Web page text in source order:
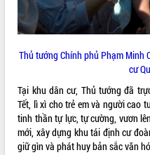
Đề án 06 tạo bước ngoặt đột phá trong
cải cách hành chính tỉnh Đắk Lắk
để phát triển du lịch Đắk Lắk
Khởi động Dự án Đầu tư xây dựng hạ
tầng kỹ thuật Cụm công nghiệp Tân
Tiến
Gặp mặt các cơ quan báo chí nhân Kỷ
niệm 101 năm Ngày Báo chí Cách
mạng Việt Nam
Thủ tướng Chính phủ Phạm Minh
cư
Tại khu dân cư, Thủ tướng đã
Tết, lì xì cho trẻ em và người cao
tinh thần tự lực, tự cường, vươn
mới, xây dựng khu tái định cư
giữ gìn và phát huy bản sắc văn